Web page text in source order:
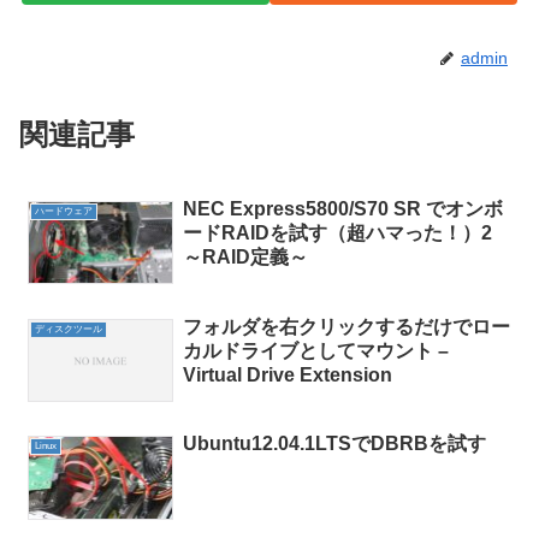
admin
関連記事
ハードウェア
NEC Express5800/S70 SR でオンボ
ードRAIDを試す（超ハマった！）2
～RAID定義～
ディスクツール
フォルダを右クリックするだけでロー
カルドライブとしてマウント –
Virtual Drive Extension
Linux Ubuntu12.04.1LTSでDBRBを試す